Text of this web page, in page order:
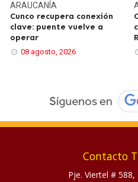
ARAUCANÍA
Cunco recupera conexión
clave: puente vuelve a
operar
08 agosto, 2026
Contacto
Pje. Viertel #